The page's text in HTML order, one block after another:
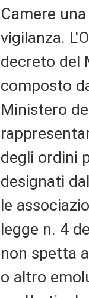
Camere
vigilanza.
decreto del
composto
Ministero
degli ordini
designati
le
legge n. 4
non spetta
o altro